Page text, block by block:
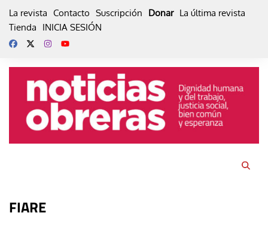
La revista Contacto Suscripción Donar La última revista
Tienda
INICIA SESIÓN
FIARE